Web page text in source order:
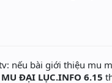
nếu bài giới thiệu mu
MU ĐẠI LỤC.INFO 6.15